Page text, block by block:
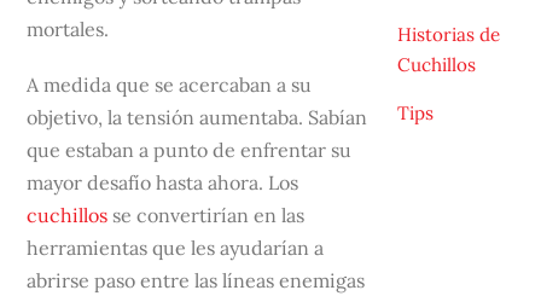
mortales.
A medida que se acercaban a su
objetivo, la tensión aumentaba. Sabían
que estaban a punto de enfrentar su
mayor desafío hasta ahora. Los
cuchillos se convertirían en las
herramientas que les ayudarían a
abrirse paso entre las líneas enemigas
Historias de
Cuchillos
Tips